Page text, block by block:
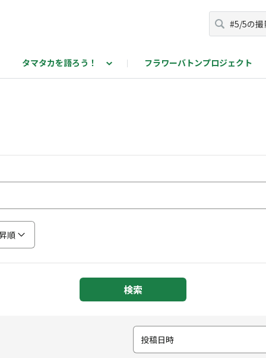
タマタカを語ろう！ フラワーバトンプロジェクト
順
検索
投稿日時